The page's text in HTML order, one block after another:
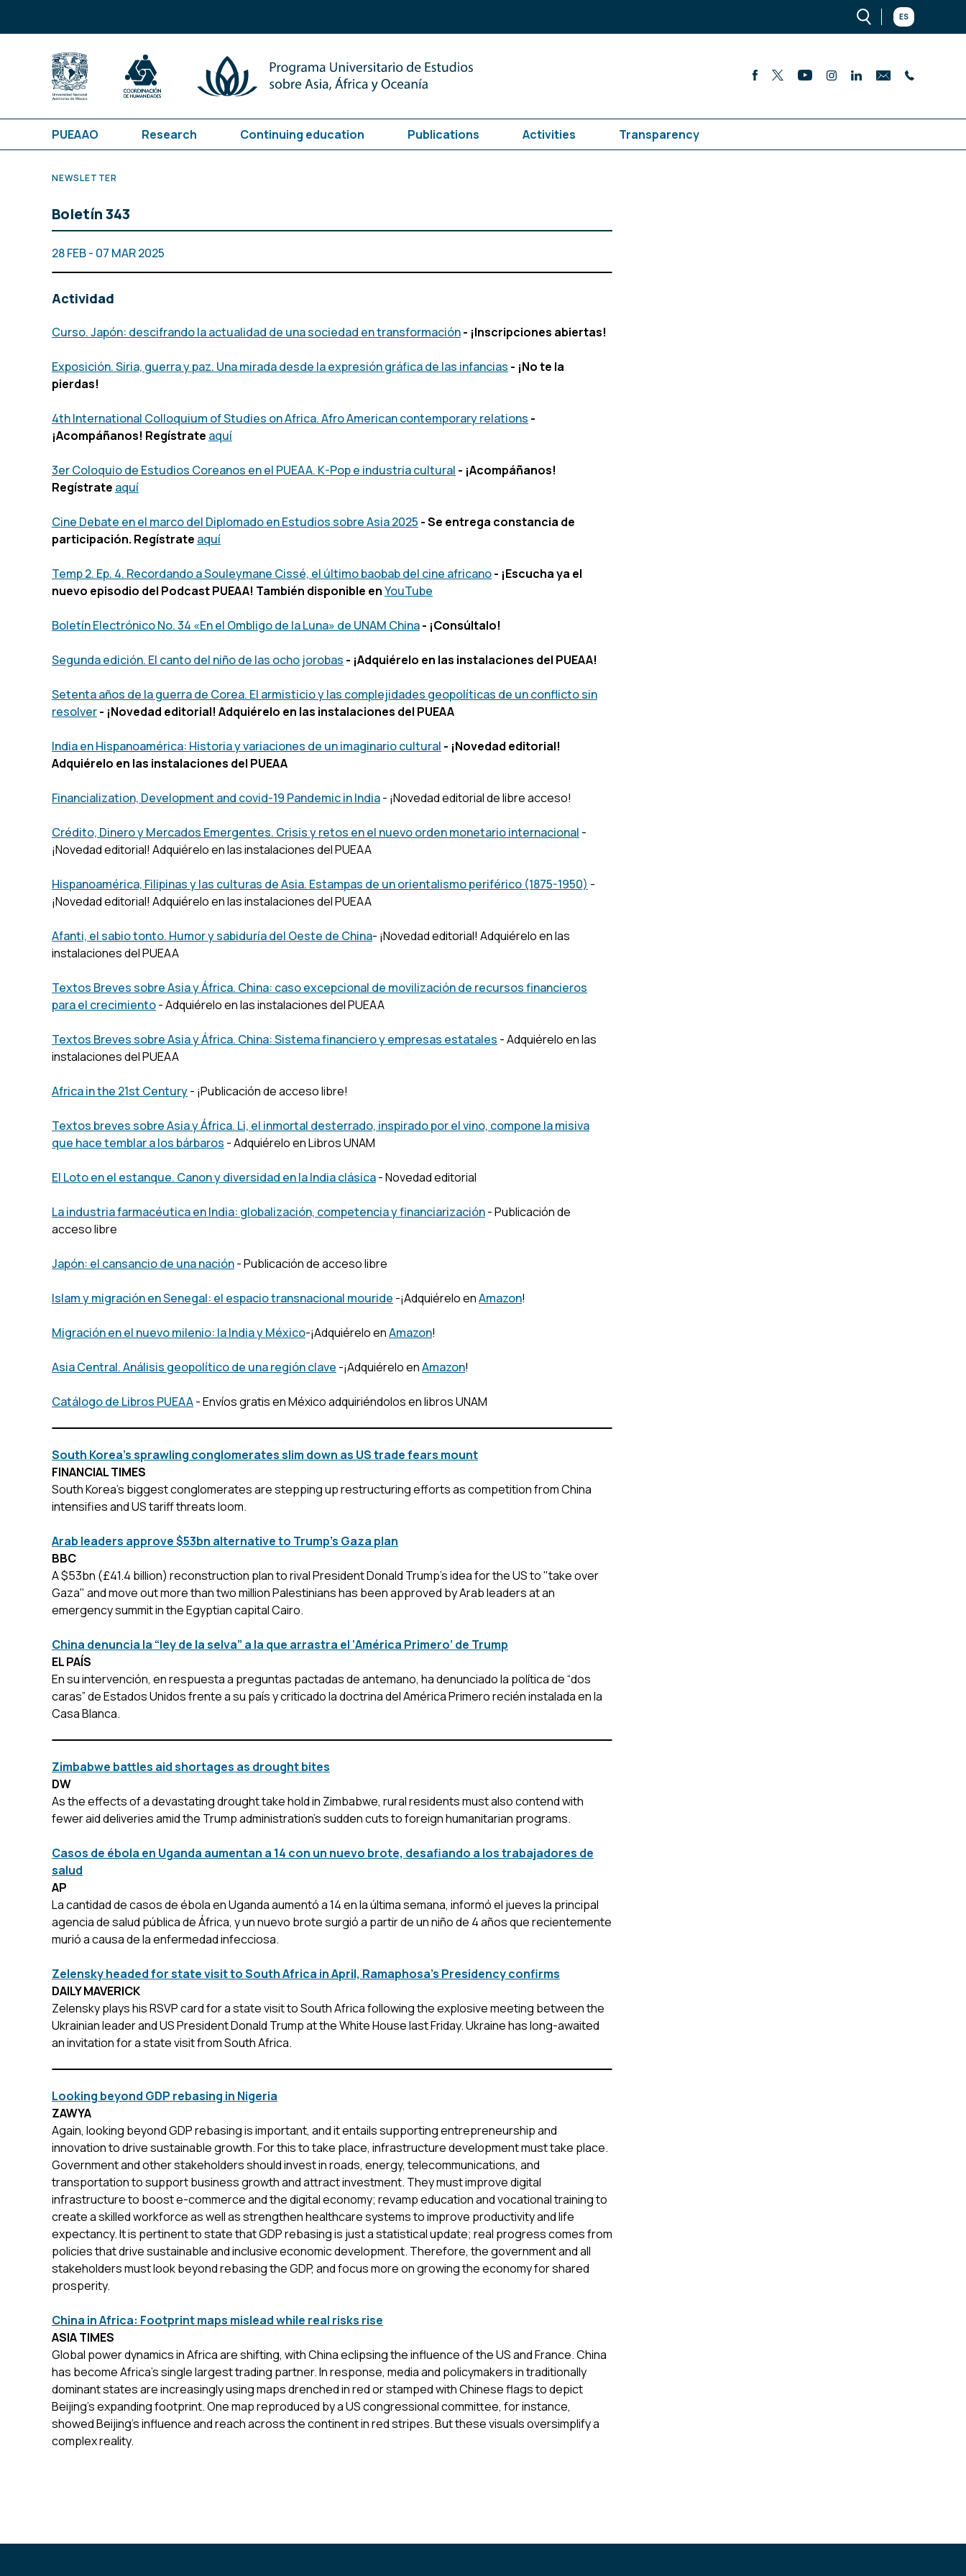
ES
PUEAAO Research Continuing education Publications Activities Transparency
NEWSLETTER
Boletín 343
28 FEB - 07 MAR 2025
Actividad
Curso. Japón: descifrando la actualidad de una sociedad en transformación- ¡Inscripciones abiertas!
Exposición. Siria, guerra y paz. Una mirada desde la expresión gráfica de las infancias - ¡No te la
pierdas!
4th International Colloquium of Studies on Africa. Afro American contemporary relations -
¡Acompáñanos! Regístrate aquí
3er Coloquio de Estudios Coreanos en el PUEAA. K-Pop e industria cultural - ¡Acompáñanos!
Regístrate aquí
Cine Debate en el marco del Diplomado en Estudios sobre Asia 2025 - Se entrega constancia de
participación. Regístrate aquí
Temp 2. Ep. 4. Recordando a Souleymane Cissé, el último baobab del cine africano- ¡Escucha ya el
nuevo episodio del Podcast PUEAA! También disponible enYouTube
Boletín Electrónico No. 34 «En el Ombligo de la Luna» de UNAM China- ¡Consúltalo!
Segunda edición. El canto del niño de las ocho jorobas - ¡Adquiérelo en las instalaciones del PUEAA!
Setenta años de la guerra de Corea. El armisticio y las complejidades geopolíticas de un conflicto sin
resolver- ¡Novedad editorial! Adquiérelo en las instalaciones del PUEAA
India en Hispanoamérica: Historia y variaciones de un imaginario cultural - ¡Novedad editorial!
Adquiérelo en las instalaciones del PUEAA
Financialization, Development and covid-19 Pandemic in India- ¡Novedad editorial de libre acceso!
Crédito, Dinero y Mercados Emergentes. Crisis y retos en el nuevo orden monetario internacional -
¡Novedad editorial! Adquiérelo en las instalaciones del PUEAA
Hispanoamérica, Filipinas y las culturas de Asia. Estampas de un orientalismo periférico (1875-1950) -
¡Novedad editorial! Adquiérelo en las instalaciones del PUEAA
Afanti, el sabio tonto. Humor y sabiduría del Oeste de China- ¡Novedad editorial! Adquiérelo en las
instalaciones del PUEAA
Textos Breves sobre Asia y África. China: caso excepcional de movilización de recursos financieros
para el crecimiento- Adquiérelo en las instalaciones del PUEAA
Textos Breves sobre Asia y África. China: Sistema financiero y empresas estatales - Adquiérelo en las
instalaciones del PUEAA
Africa in the 21st Century- ¡Publicación de acceso libre!
Textos breves sobre Asia y África. Li, el inmortal desterrado, inspirado por el vino, compone la misiva
que hace temblar a los bárbaros - Adquiérelo en Libros UNAM
El Loto en el estanque. Canon y diversidad en la India clásica- Novedad editorial
La industria farmacéutica en India: globalización, competencia y financiarización- Publicación de
acceso libre
Japón: el cansancio de una nación- Publicación de acceso libre
Islam y migración en Senegal: el espacio transnacional mouride -¡Adquiérelo enAmazon!
Migración en el nuevo milenio: la India y México-¡Adquiérelo enAmazon!
Asia Central. Análisis geopolítico de una región clave -¡Adquiérelo enAmazon!
Catálogo de Libros PUEAA- Envíos gratis en México adquiriéndolos en libros UNAM
South Korea’s sprawling conglomerates slim down as US trade fears mount
FINANCIAL TIMES
South Korea’s biggest conglomerates are stepping up restructuring efforts as competition from China
intensifies and US tariff threats loom.
Arab leaders approve $53bn alternative to Trump's Gaza plan
BBC
A $53bn (£41.4 billion) reconstruction plan to rival President Donald Trump's idea for the US to "take over
Gaza" and move out more than two million Palestinians has been approved by Arab leaders at an
emergency summit in the Egyptian capital Cairo.
China denuncia la “ley de la selva” a la que arrastra el ‘América Primero’ de Trump
EL PAÍS
En su intervención, en respuesta a preguntas pactadas de antemano, ha denunciado la política de “dos
caras” de Estados Unidos frente a su país y criticado la doctrina del América Primero recién instalada en la
Casa Blanca.
Zimbabwe battles aid shortages as drought bites
DW
As the effects of a devastating drought take hold in Zimbabwe, rural residents must also contend with
fewer aid deliveries amid the Trump administration's sudden cuts to foreign humanitarian programs.
Casos de ébola en Uganda aumentan a 14 con un nuevo brote, desafiando a los trabajadores de
salud
AP
La cantidad de casos de ébola en Uganda aumentó a 14 en la última semana, informó el jueves la principal
agencia de salud pública de África, y un nuevo brote surgió a partir de un niño de 4 años que recientemente
murió a causa de la enfermedad infecciosa.
Zelensky headed for state visit to South Africa in April, Ramaphosa’s Presidency confirms
DAILY MAVERICK
Zelensky plays his RSVP card for a state visit to South Africa following the explosive meeting between the
Ukrainian leader and US President Donald Trump at the White House last Friday. Ukraine has long-awaited
an invitation for a state visit from South Africa.
Looking beyond GDP rebasing in Nigeria
ZAWYA
Again, looking beyond GDP rebasing is important, and it entails supporting entrepreneurship and
innovation to drive sustainable growth. For this to take place, infrastructure development must take place.
Government and other stakeholders should invest in roads, energy, telecommunications, and
transportation to support business growth and attract investment. They must improve digital
infrastructure to boost e-commerce and the digital economy; revamp education and vocational training to
create a skilled workforce as well as strengthen healthcare systems to improve productivity and life
expectancy. It is pertinent to state that GDP rebasing is just a statistical update; real progress comes from
policies that drive sustainable and inclusive economic development. Therefore, the government and all
stakeholders must look beyond rebasing the GDP, and focus more on growing the economy for shared
prosperity.
China in Africa: Footprint maps mislead while real risks rise
ASIA TIMES
Global power dynamics in Africa are shifting, with China eclipsing the influence of the US and France. China
has become Africa’s single largest trading partner. In response, media and policymakers in traditionally
dominant states are increasingly using maps drenched in red or stamped with Chinese flags to depict
Beijing’s expanding footprint. One map reproduced by a US congressional committee, for instance,
showed Beijing’s influence and reach across the continent in red stripes. But these visuals oversimplify a
complex reality.